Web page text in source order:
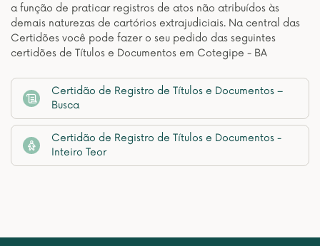
a função de praticar registros de atos não atribuídos às
demais naturezas de cartórios extrajudiciais. Na central das
Certidões você pode fazer o seu pedido das seguintes
certidões de Títulos e Documentos em Cotegipe - BA
Certidão de Registro de Títulos e Documentos –
Busca
Certidão de Registro de Títulos e Documentos -
Inteiro Teor